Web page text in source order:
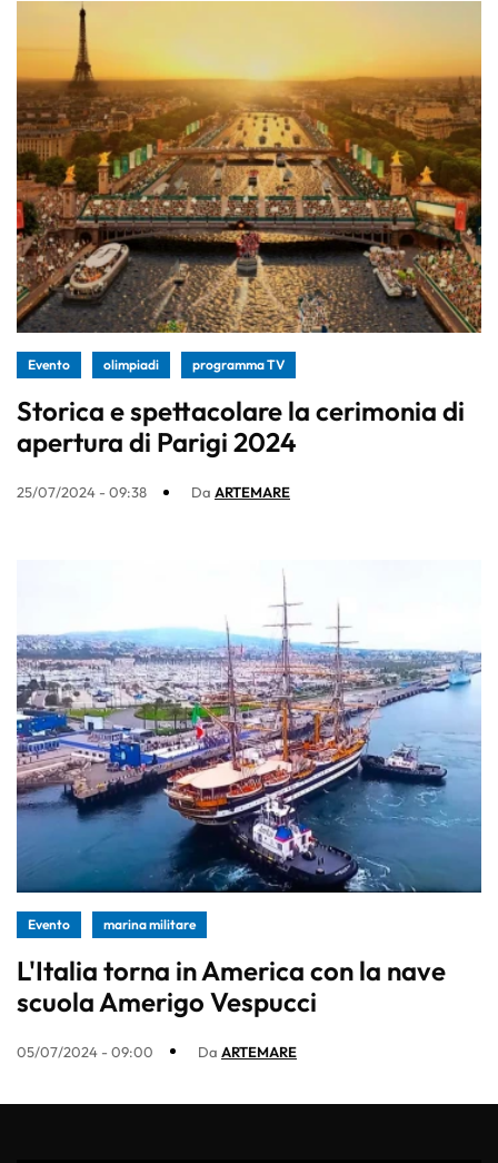
Evento olimpiadi programma TV
Storica e spettacolare la cerimonia di
apertura di Parigi 2024
25/07/2024 - 09:38 Da ARTEMARE
Evento marina militare
L'Italia torna in America con la nave
scuola Amerigo Vespucci
05/07/2024 - 09:00 Da ARTEMARE